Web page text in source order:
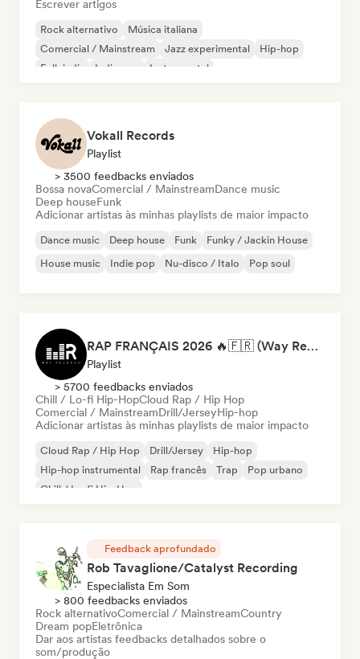
Escrever artigos
Rock alternativo
Música italiana
Comercial / Mainstream
Jazz experimental
Hip-hop
Folk indie
Indie pop Instrumental
Vokall Records
Playlist
> 3500 feedbacks enviados
Bossa novaComercial / MainstreamDance music
Deep houseFunk
Adicionar artistas às minhas playlists de maior impacto
Dance music Deep house Funk
Funky / Jackin House
House music
Indie pop Nu-disco / Italo Pop soul
RAP FRANÇAIS 2026 🔥🇫🇷 (Way Records)
Playlist
> 5700 feedbacks enviados
Chill / Lo-fi Hip-HopCloud Rap / Hip Hop
Comercial / MainstreamDrill/JerseyHip-hop
Adicionar artistas às minhas playlists de maior impacto
Cloud Rap / Hip Hop Drill/Jersey
Hip-hop
Hip-hop instrumental
Rap francês Trap
Pop urbano
Chill / Lo-fi Hip-Hop
Feedback aprofundado
Rob Tavaglione/Catalyst Recording
Especialista Em Som
> 800 feedbacks enviados
Rock alternativoComercial / MainstreamCountry
Dream popEletrônica
Dar aos artistas feedbacks detalhados sobre o
som/produção